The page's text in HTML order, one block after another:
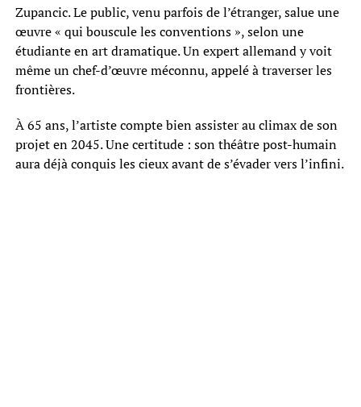
Zupancic. Le public, venu parfois de l’étranger, salue une
œuvre « qui bouscule les conventions », selon une
étudiante en art dramatique. Un expert allemand y voit
même un chef-d’œuvre méconnu, appelé à traverser les
frontières.
À 65 ans, l’artiste compte bien assister au climax de son
projet en 2045. Une certitude : son théâtre post-humain
aura déjà conquis les cieux avant de s’évader vers l’infini.